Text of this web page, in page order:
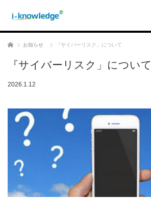
ホーム お知らせ 『サイバーリスク」について
『サイバーリスク」について
2026.1.12